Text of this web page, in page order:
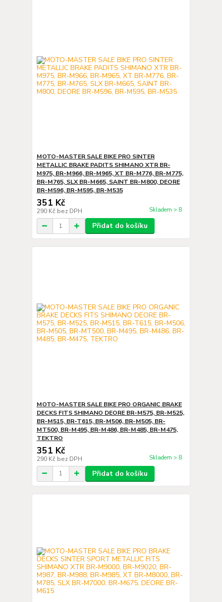
MOTO-MASTER SALE BIKE PRO SINTER
METALLIC BRAKE PADITS SHIMANO XTR BR-
M975, BR-M966, BR-M965, XT BR-M776, BR-M775,
BR-M765, SLX BR-M665, SAINT BR-M800, DEORE
BR-M596, BR-M595, BR-M535
351 Kč
290 Kč bez DPH Skladem > 8
Přidat do košíku
MOTO-MASTER SALE BIKE PRO ORGANIC BRAKE
DECKS FITS SHIMANO DEORE BR-M575, BR-M525,
BR-M515, BR-T615, BR-M506, BR-M505, BR-
MT500, BR-M495, BR-M486, BR-M485, BR-M475,
TEKTRO
351 Kč
290 Kč bez DPH Skladem > 8
Přidat do košíku